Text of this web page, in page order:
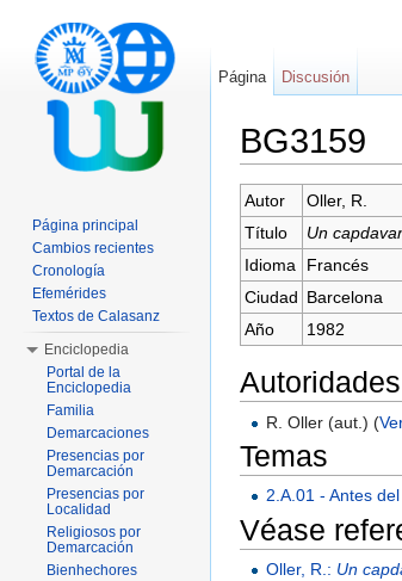
BG3159
Autor
Oller, R.
Título
Un
Idioma
Francés
Ciudad Barcelona
Año
1982
Autoridades
R. Oller (aut.) (
Temas
2.A.01 - Antes
Véase
Oller, R.: Un
Página Discusión
Página principal
Cambios recientes
Cronología
Efemérides
Textos de Calasanz
Enciclopedia
Portal de la
Enciclopedia
Familia
Demarcaciones
Presencias por
Demarcación
Presencias por
Localidad
Religiosos por
Demarcación
Bienhechores